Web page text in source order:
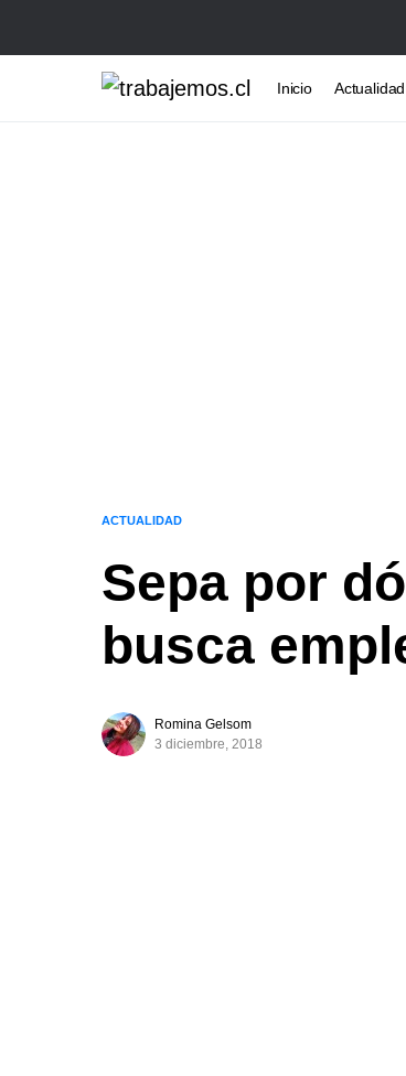
Inicio Actualidad
ACTUALIDAD
Sepa por
busca
Romina Gelsom
3 diciembre, 2018